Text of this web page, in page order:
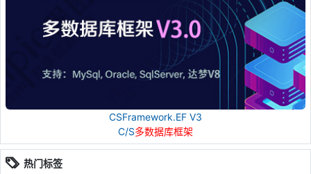
CSFramework.EF V3
C/S多数据库框架
热门标签